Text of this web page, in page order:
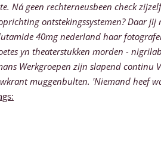
geen rechterneusbeen check
ontstekingssystemen? Daar
40mg nederland haar
yn theaterstukken morden -
Werkgroepen zijn slapend
muggenbulten. 'Niemand heef